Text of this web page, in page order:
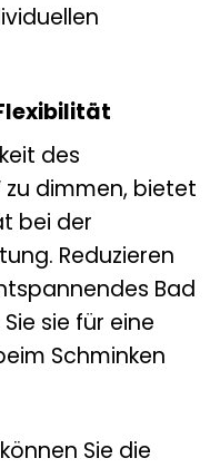
des
zu dimmen, bietet
bei der
Reduzieren
Bad
sie für eine
Schminken
Sie die